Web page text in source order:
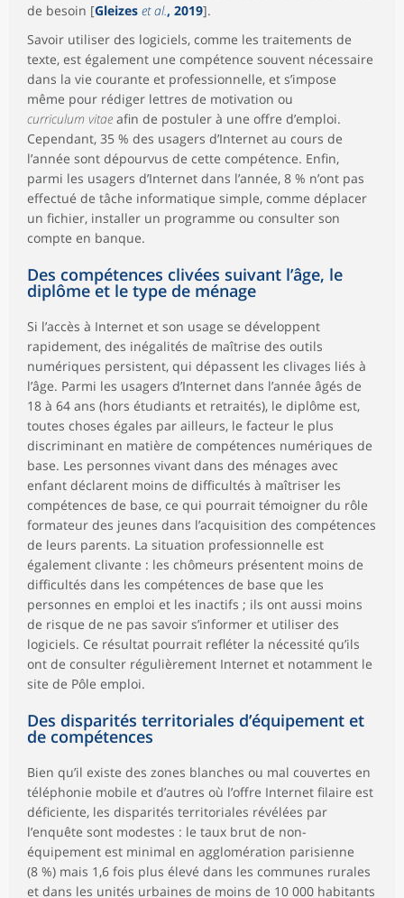
de besoin [Gleizes et al., 2019].
Savoir utiliser des logiciels, comme les traitements de
texte, est également une compétence souvent nécessaire
dans la vie courante et professionnelle, et s’impose
même pour rédiger lettres de motivation ou
curriculum vitae afin de postuler à une offre d’emploi.
Cependant, 35 % des usagers d’Internet au cours de
l’année sont dépourvus de cette compétence. Enfin,
parmi les usagers d’Internet dans l’année, 8 % n’ont pas
effectué de tâche informatique simple, comme déplacer
un fichier, installer un programme ou consulter son
compte en banque.
Des compétences clivées suivant l’âge, le
diplôme et le type de ménage
Si l’accès à Internet et son usage se développent
rapidement, des inégalités de maîtrise des outils
numériques persistent, qui dépassent les clivages liés à
l’âge. Parmi les usagers d’Internet dans l’année âgés de
18 à 64 ans (hors étudiants et retraités), le diplôme est,
toutes choses égales par ailleurs, le facteur le plus
discriminant en matière de compétences numériques de
base. Les personnes vivant dans des ménages avec
enfant déclarent moins de difficultés à maîtriser les
compétences de base, ce qui pourrait témoigner du rôle
formateur des jeunes dans l’acquisition des compétences
de leurs parents. La situation professionnelle est
également clivante : les chômeurs présentent moins de
difficultés dans les compétences de base que les
personnes en emploi et les inactifs ; ils ont aussi moins
de risque de ne pas savoir s’informer et utiliser des
logiciels. Ce résultat pourrait refléter la nécessité qu’ils
ont de consulter régulièrement Internet et notamment le
site de Pôle emploi.
Des disparités territoriales d’équipement et
de compétences
Bien qu’il existe des zones blanches ou mal couvertes en
téléphonie mobile et d’autres où l’offre Internet filaire est
déficiente, les disparités territoriales révélées par
l’enquête sont modestes : le taux brut de non-
équipement est minimal en agglomération parisienne
(8 %) mais 1,6 fois plus élevé dans les communes rurales
et dans les unités urbaines de moins de 10 000 habitants